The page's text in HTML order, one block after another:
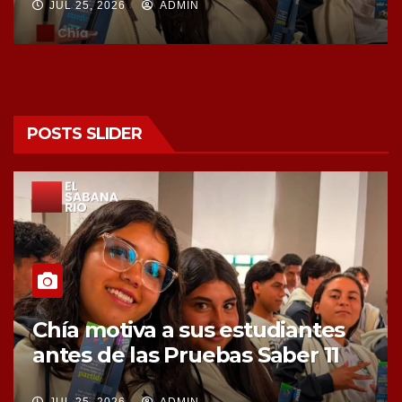
JUL 25, 2026 ADMIN
POSTS SLIDER
Chía fortalece su liderazgo en
movilidad sostenible e
inclusión.